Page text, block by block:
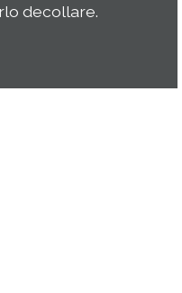
prodotti o